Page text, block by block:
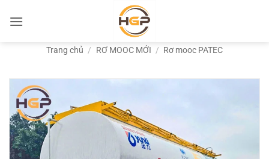
qua
Trang chủ / RƠ MOOC MỚI / Rơ mooc PATEC